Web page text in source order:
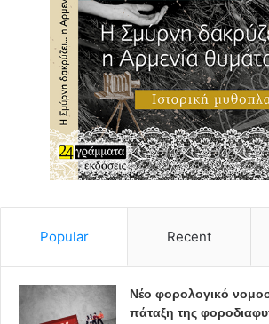
Popular Recent
Νέο φορολογικό
πάταξη της